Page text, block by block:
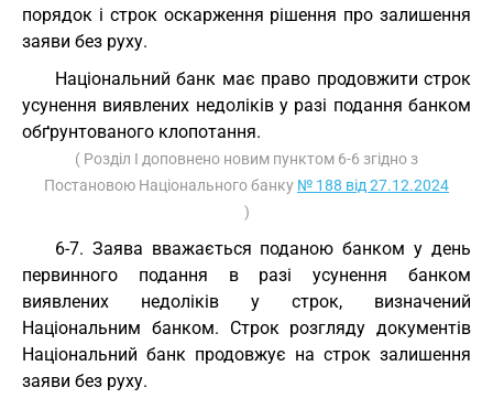
порядок і строк оскарження рішення про залишення
заяви без руху.
Національний банк має право продовжити строк
усунення виявлених недоліків у разі подання банком
обґрунтованого клопотання.
( Розділ I доповнено новим пунктом 6-6 згідно з
Постановою Національного банку № 188 від 27.12.2024
)
6-7. Заява вважається поданою банком у день
первинного подання в разі усунення банком
виявлених недоліків у строк, визначений
Національним банком. Строк розгляду документів
Національний банк продовжує на строк залишення
заяви без руху.